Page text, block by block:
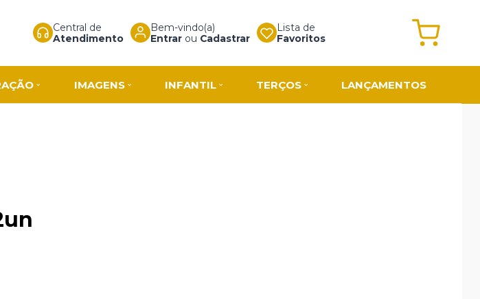
Central de
Atendimento
Bem-vindo(a)
Entrarou Cadastrar
Lista de
Favoritos
IMAGENS INFANTIL TERÇOS LANÇAMENTOS